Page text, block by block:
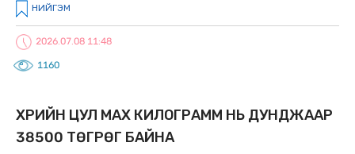
НИЙГЭМ
2026.07.08 11:48
1160
ҮХРИЙН ЦУЛ МАХ КИЛОГРАММ НЬ ДУНДЖААР
38500 ТӨГРӨГ БАЙНА